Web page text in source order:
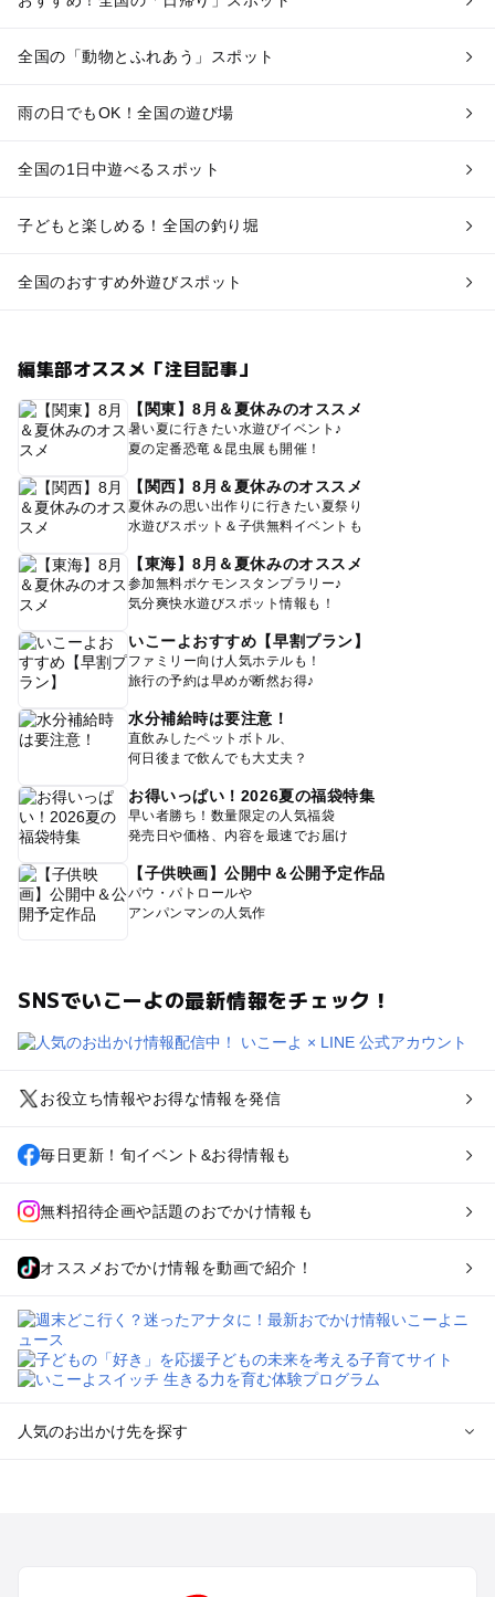
全国の「動物とふれあう」スポット
雨の日でもOK！全国の遊び場
全国の1日中遊べるスポット
子どもと楽しめる！全国の釣り堀
全国のおすすめ外遊びスポット
編集部オススメ「注目記事」
【関東】8月＆夏休みのオススメ
暑い夏に行きたい水遊びイベント♪
夏の定番恐竜＆昆虫展も開催！
【関西】8月＆夏休みのオススメ
夏休みの思い出作りに行きたい夏祭り
水遊びスポット＆子供無料イベントも
【東海】8月＆夏休みのオススメ
参加無料ポケモンスタンプラリー♪
気分爽快水遊びスポット情報も！
いこーよおすすめ【早割プラン】
ファミリー向け人気ホテルも！
旅行の予約は早めが断然お得♪
水分補給時は要注意！
直飲みしたペットボトル、
何日後まで飲んでも大丈夫？
お得いっぱい！2026夏の福袋特集
早い者勝ち！数量限定の人気福袋
発売日や価格、内容を最速でお届け
【子供映画】公開中＆公開予定作品
パウ・パトロールや
アンパンマンの人気作
SNSでいこーよの最新情報をチェック！
お役立ち情報やお得な情報を発信
毎日更新！旬イベント&お得情報も
無料招待企画や話題のおでかけ情報も
オススメおでかけ情報を動画で紹介！
人気のお出かけ先を探す